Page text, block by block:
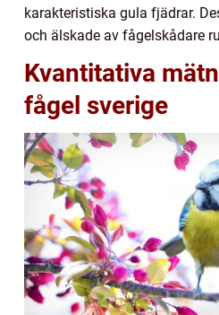
karakteristiska gula fjädrar.
och älskade av fågelskådare
Kvantitativa
fågel sverige